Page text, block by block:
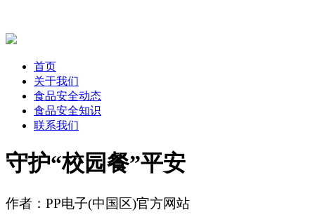
首页
关于我们
食品安全动态
食品安全知识
联系我们
守护“校园餐”平安
作者：PP电子(中国区)官方网站